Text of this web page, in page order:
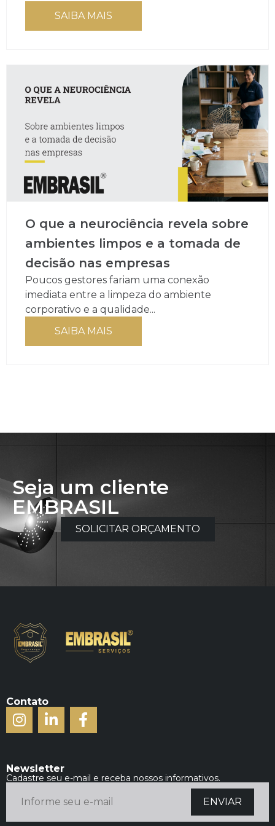
SAIBA MAIS
O que a neurociência revela sobre
ambientes limpos e a tomada de
decisão nas empresas
Poucos gestores fariam uma conexão
imediata entre a limpeza do ambiente
corporativo e a qualidade...
SAIBA MAIS
Seja um cliente
EMBRASIL
SOLICITAR ORÇAMENTO
Contato
Newsletter
Cadastre seu e-mail e receba nossos informativos.